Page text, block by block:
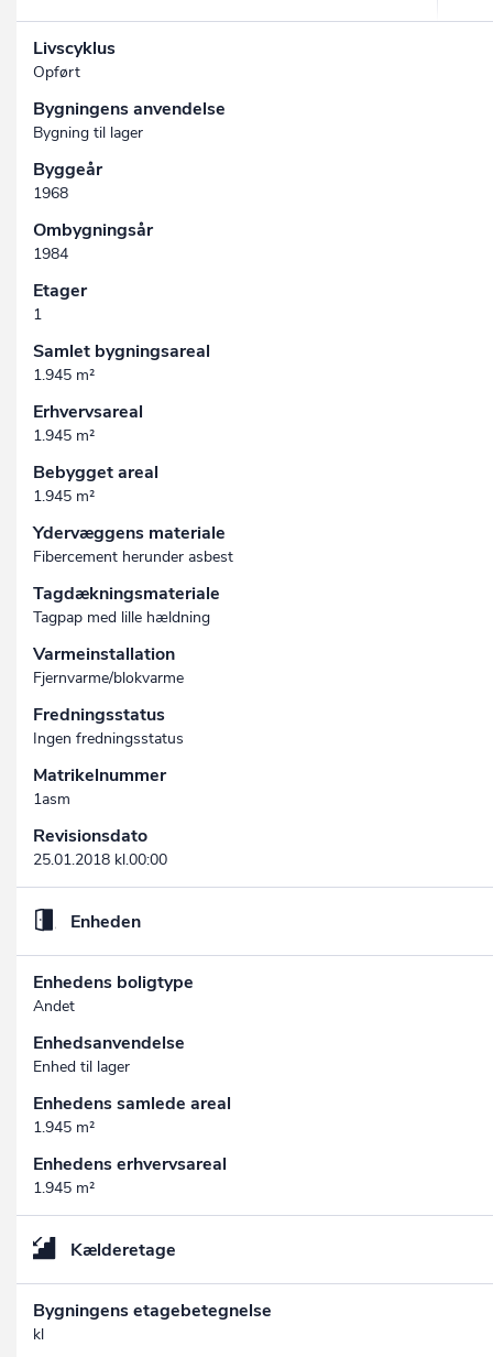
Livscyklus
Opført
Bygningens anvendelse
Bygning til lager
Byggeår
1968
Ombygningsår
1984
Etager
1
Samlet bygningsareal
1.945 m²
Erhvervsareal
1.945 m²
Bebygget areal
1.945 m²
Ydervæggens materiale
Fibercement herunder asbest
Tagdækningsmateriale
Tagpap med lille hældning
Varmeinstallation
Fjernvarme/blokvarme
Fredningsstatus
Ingen fredningsstatus
Matrikelnummer
1asm
Revisionsdato
25.01.2018 kl.00:00
Enheden
Enhedens boligtype
Andet
Enhedsanvendelse
Enhed til lager
Enhedens samlede areal
1.945 m²
Enhedens erhvervsareal
1.945 m²
Kælderetage
Bygningens etagebetegnelse
kl